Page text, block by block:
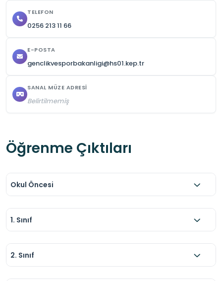
TELEFON
0256 213 11 66
E-POSTA
genclikvesporbakanligi@hs01.kep.tr
SANAL MÜZE ADRESI
Belirtilmemiş
Öğrenme Çıktıları
Okul Öncesi
1. Sınıf
2. Sınıf